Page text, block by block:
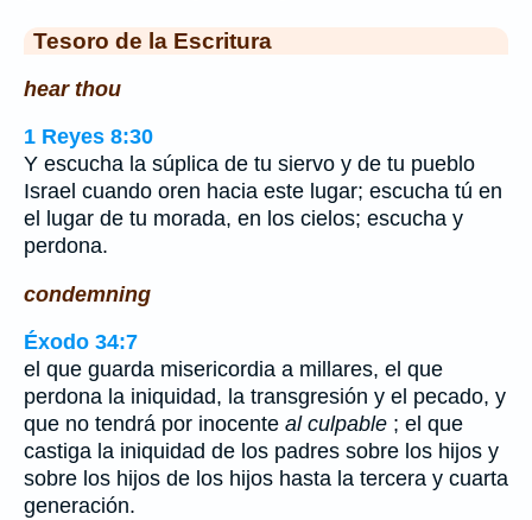
Tesoro de la Escritura
hear thou
1 Reyes 8:30
Y escucha la súplica de tu siervo y de tu pueblo
Israel cuando oren hacia este lugar; escucha tú en
el lugar de tu morada, en los cielos; escucha y
perdona.
condemning
Éxodo 34:7
el que guarda misericordia a millares, el que
perdona la iniquidad, la transgresión y el pecado, y
que no tendrá por inocente al culpable ; el que
castiga la iniquidad de los padres sobre los hijos y
sobre los hijos de los hijos hasta la tercera y cuarta
generación.